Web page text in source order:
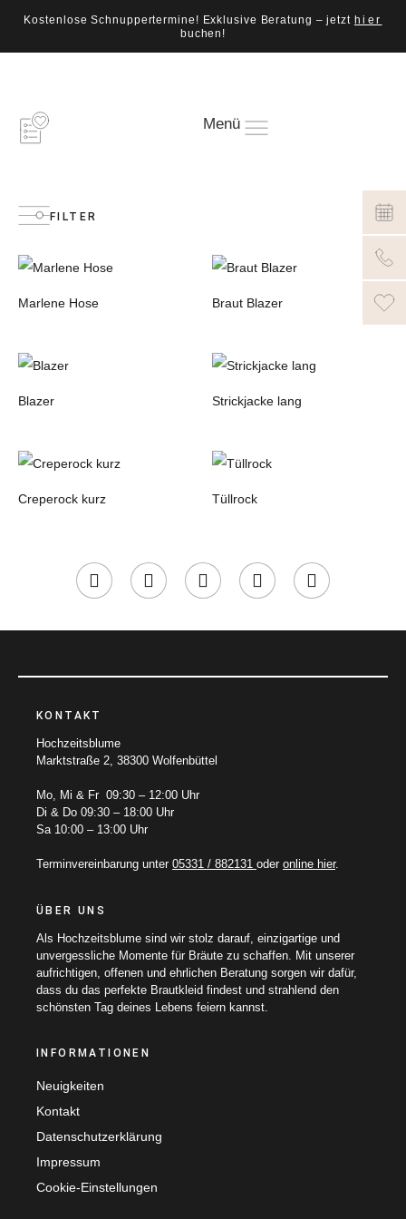
Kostenlose Schnuppertermine! Exklusive Beratung – jetzt hier
buchen!
Menü
FILTER
Marlene Hose Braut Blazer
Blazer Strickjacke lang
Creperock kurz Tüllrock
KONTAKT
Hochzeitsblume
Marktstraße 2, 38300 Wolfenbüttel
Mo, Mi & Fr 09:30 – 12:00 Uhr
Di & Do 09:30 – 18:00 Uhr
Sa 10:00 – 13:00 Uhr
Terminvereinbarung unter 05331 / 882131 oder online hier.
ÜBER UNS
Als Hochzeitsblume sind wir stolz darauf, einzigartige und
unvergessliche Momente für Bräute zu schaffen. Mit unserer
aufrichtigen, offenen und ehrlichen Beratung sorgen wir dafür,
dass du das perfekte Brautkleid findest und strahlend den
schönsten Tag deines Lebens feiern kannst.
INFORMATIONEN
Neuigkeiten
Kontakt
Datenschutzerklärung
Impressum
Cookie-Einstellungen